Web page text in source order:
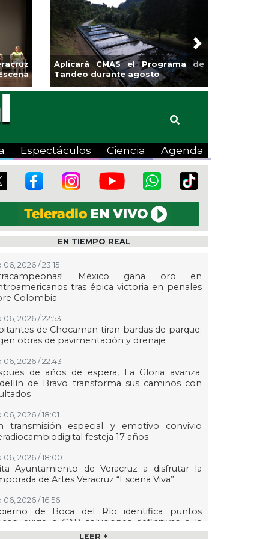
la
Continúa Coatza Vive el Verano
2026 con cine, actividades
lúdicas y expo
Next
Espectáculos Ciencia Agenda
EN TIEMPO REAL
06, 2026 / 23:15
México gana oro en
tras épica victoria en penales
Colombia
06, 2026 / 22:53
de Chocaman tiran bardas de parque;
obras de pavimentación y drenaje
06, 2026 / 22:43
de años de espera, La Gloria avanza;
de Bravo transforma sus caminos con
06, 2026 / 18:01
transmisión especial y emotivo convivio
festeja 17 años
06, 2026 / 18:00
Ayuntamiento de Veracruz a disfrutar la
de Artes Veracruz “Escena Viva”
06, 2026 / 16:56
de Boca del Río identifica puntos
exige a CAB soluciones definitivas a la
hidráulicaLEER +